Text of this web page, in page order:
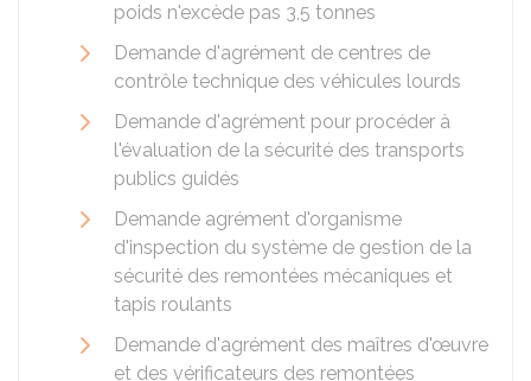
poids n'excède pas 3,5 tonnes
Demande d'agrément de centres de
contrôle technique des véhicules lourds
Demande d'agrément pour procéder à
l'évaluation de la sécurité des transports
publics guidés
Demande agrément d'organisme
d'inspection du système de gestion de la
sécurité des remontées mécaniques et
tapis roulants
Demande d'agrément des maîtres d'œuvre
et des vérificateurs des remontées